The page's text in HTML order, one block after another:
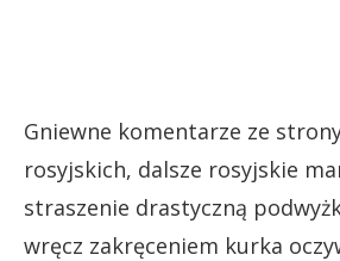
Gniewne komentarze ze
rosyjskich, dalsze rosyjskie
straszenie drastyczną
wręcz zakręceniem kurka